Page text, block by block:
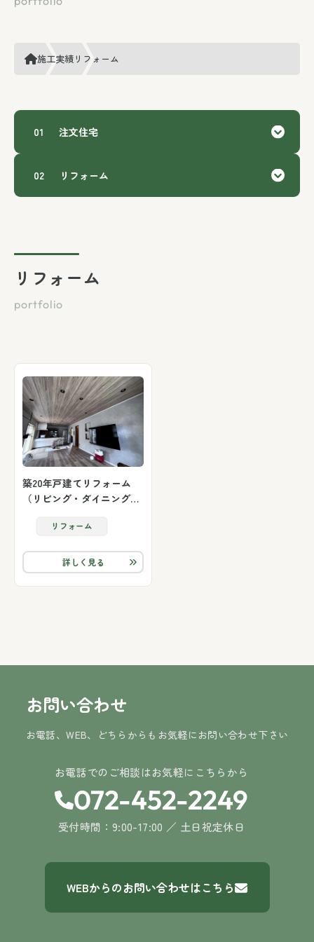
施工実績リフォーム
注文住宅
リフォーム
リフォーム
築20年戸建てリフォーム
（リビング・ダイニング・
リフォーム
詳しく見る
お問い合わせ
お電話、WEB、どちらからもお気軽にお問い合わせ下さい
お電話でのご相談はお気軽にこちらから
072-452-2249
受付時間：9:00-17:00 ／ 土日祝定休日
WEBからのお問い合わせはこちら